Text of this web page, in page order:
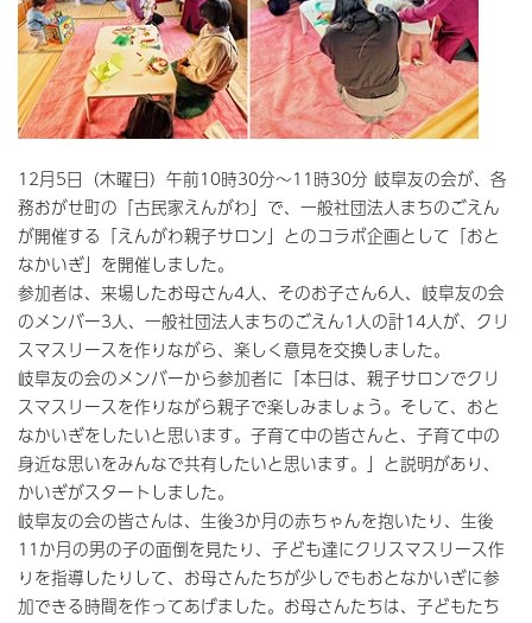
12月5日（木曜日）午前10時30分～11時30分 岐阜友の会が、各
務おがせ町の「古民家えんがわ」で、一般社団法人まちのごえん
が開催する「えんがわ親子サロン」とのコラボ企画として「おと
なかいぎ」を開催しました。
参加者は、来場したお母さん4人、そのお子さん6人、岐阜友の会
のメンバー3人、一般社団法人まちのごえん1人の計14人が、クリ
スマスリースを作りながら、楽しく意見を交換しました。
岐阜友の会のメンバーから参加者に「本日は、親子サロンでクリ
スマスリースを作りながら親子で楽しみましょう。そして、おと
なかいぎをしたいと思います。子育て中の皆さんと、子育て中の
身近な思いをみんなで共有したいと思います。」と説明があり、
かいぎがスタートしました。
岐阜友の会の皆さんは、生後3か月の赤ちゃんを抱いたり、生後
11か月の男の子の面倒を見たり、子ども達にクリスマスリース作
りを指導したりして、お母さんたちが少しでもおとなかいぎに参
加できる時間を作ってあげました。お母さんたちは、子どもたち